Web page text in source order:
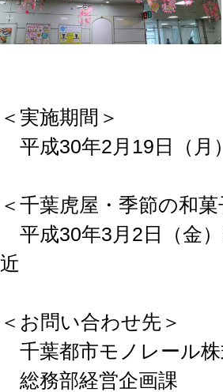
＜実施期間＞
平成30年2月19日（月
＜千葉虎屋・季節の和菓
平成30年3月2日（金
近
＜お問い合わせ先＞
千葉都市モノレール株
総務部経営企画課